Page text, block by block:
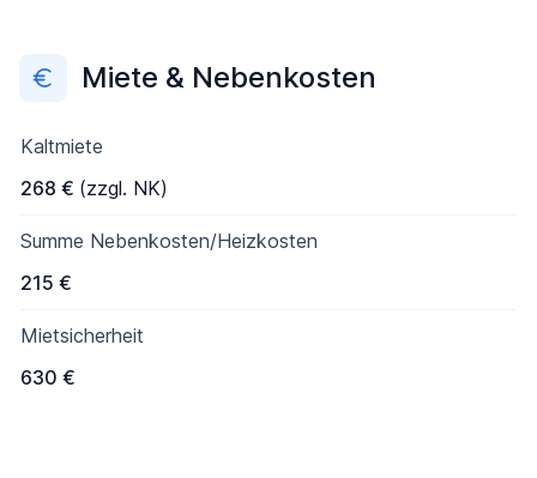
Miete & Nebenkosten
Kaltmiete
268 € (zzgl. NK)
Summe Nebenkosten/Heizkosten
215 €
Mietsicherheit
630 €